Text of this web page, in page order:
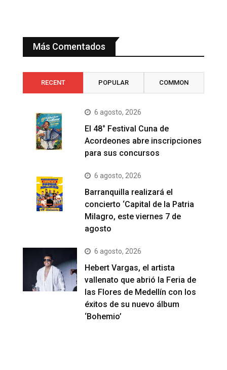
Más Comentados
RECENT POPULAR COMMON
6 agosto, 2026
El 48° Festival Cuna de
Acordeones abre inscripciones
para sus concursos
6 agosto, 2026
Barranquilla realizará el
concierto ‘Capital de la Patria
Milagro, este viernes 7 de
agosto
6 agosto, 2026
Hebert Vargas, el artista
vallenato que abrió la Feria de
las Flores de Medellín con los
éxitos de su nuevo álbum
‘Bohemio’